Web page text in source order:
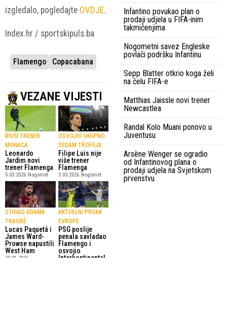
izgledalo, pogledajte OVDJE.
Index.hr / sportskipuls.ba
Flamengo Copacabana
VEZANE VIJESTI
BIVŠI TRENER
MONACA
Leonardo
Jardim novi
trener Flamenga
5.03.2026. Nogomet
OSVOJIO UKUPNO
SEDAM TROFEJA
Filipe Luis nije
više trener
Flamenga
3.03.2026. Nogomet
STIGAO ADAMA
TRAORÉ
Lucas Paquetá i
James Ward-
Prowse napustili
West Ham
29.01.2026.
AKTUELNI PRVAK
EVROPE
PSG poslije
penala savladao
Flamengo i
osvojio
Interkontinental
Infantino povukao plan o
prodaji udjela u FIFA-inim
takmičenjima
Nogometni savez Engleske
povlači podršku Infantinu
Sepp Blatter otkrio koga želi
na čelu FIFA-e
Matthias Jaissle novi trener
Newcastlea
Randal Kolo Muani ponovo u
Juventusu
Arsène Wenger se ogradio
od Infantinovog plana o
prodaji udjela na Svjetskom
prvenstvu